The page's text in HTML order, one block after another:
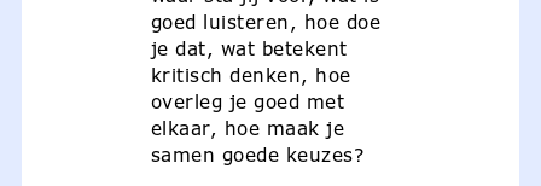
goed luisteren, hoe doe
je dat, wat betekent
kritisch denken, hoe
overleg je goed met
elkaar, hoe maak je
samen goede keuzes?